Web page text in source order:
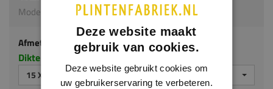
Model 0101_L | 15 x 120 mm | MDF v313
Afmeting
Dikte x hoogte in millimeters
15 X 120 MM
Deze website maakt
gebruik van cookies.
Deze website gebruikt cookies om
uw gebruikerservaring te verbeteren.